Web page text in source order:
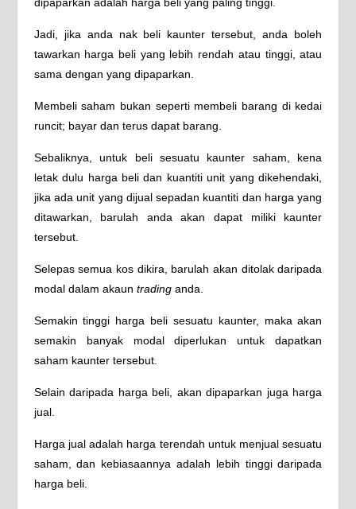
dipaparkan adalah harga beli yang paling tinggi.
Jadi, jika anda nak beli kaunter tersebut, anda boleh
tawarkan harga beli yang lebih rendah atau tinggi, atau
sama dengan yang dipaparkan.
Membeli saham bukan seperti membeli barang di kedai
runcit; bayar dan terus dapat barang.
Sebaliknya, untuk beli sesuatu kaunter saham, kena
letak dulu harga beli dan kuantiti unit yang dikehendaki,
jika ada unit yang dijual sepadan kuantiti dan harga yang
ditawarkan, barulah anda akan dapat miliki kaunter
tersebut.
Selepas semua kos dikira, barulah akan ditolak daripada
modal dalam akaun tradinganda.
Semakin tinggi harga beli sesuatu kaunter, maka akan
semakin banyak modal diperlukan untuk dapatkan
saham kaunter tersebut.
Selain daripada harga beli, akan dipaparkan juga harga
jual.
Harga jual adalah harga terendah untuk menjual sesuatu
saham, dan kebiasaannya adalah lebih tinggi daripada
harga beli.